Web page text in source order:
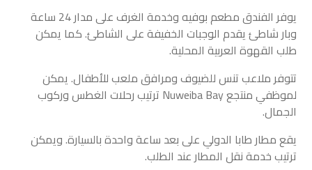
يوفر الفندق مطعم بوفيه وخدمة الغرف على مدار 24 ساعة
وبار شاطئ يقدم الوجبات الخفيفة على الشاطئ. كما يمكن
طلب القهوة العربية المحلية.
تتوفر ملاعب تنس للضيوف ومرافق ملعب للأطفال. يمكن
لموظفي منتجع Nuweiba Bay ترتيب رحلات الغطس وركوب
الجمال.
يقع مطار طابا الدولي على بعد ساعة واحدة بالسيارة. ويمكن
ترتيب خدمة نقل المطار عند الطلب.